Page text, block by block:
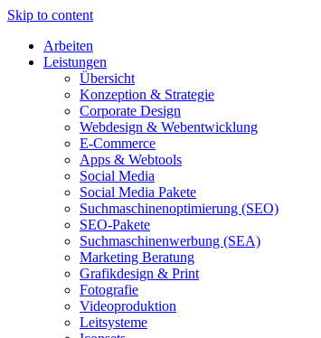
Skip to content
Arbeiten
Leistungen
Übersicht
Konzeption & Strategie
Corporate Design
Webdesign & Webentwicklung
E-Commerce
Apps & Webtools
Social Media
Social Media Pakete
Suchmaschinenoptimierung (SEO)
SEO-Pakete
Suchmaschinenwerbung (SEA)
Marketing Beratung
Grafikdesign & Print
Fotografie
Videoproduktion
Leitsysteme